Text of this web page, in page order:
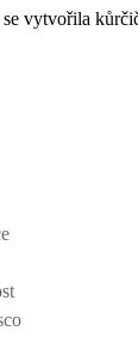
vytvořila